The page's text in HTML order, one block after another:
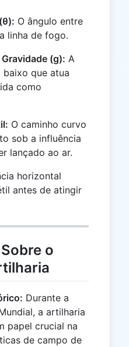
O ângulo entre
linha de fogo.
(g): A
que atua
como
O caminho curvo
sob a influência
lançado ao ar.
horizontal
antes de atingir
o
Durante a
a artilharia
papel crucial na
de campo de